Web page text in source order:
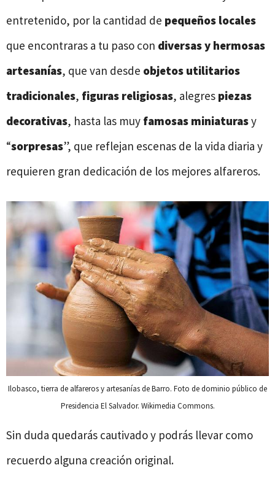
entretenido, por la cantidad de pequeños locales
que encontraras a tu paso con diversas y hermosas
artesanías, que van desde objetos utilitarios
tradicionales, figuras religiosas, alegres piezas
decorativas, hasta las muy famosas miniaturasy
“sorpresas”, que reflejan escenas de la vida diaria y
requieren gran dedicación de los mejores alfareros.
Ilobasco, tierra de alfareros y artesanías de Barro. Foto de dominio público de
Presidencia El Salvador. Wikimedia Commons.
Sin duda quedarás cautivado y podrás llevar como
recuerdo alguna creación original.